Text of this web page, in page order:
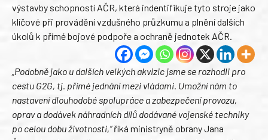
výstavby schopností AČR, která indentifikuje tyto stroje jako
klíčové při provádění vzdušného průzkumu a plnění dalších
úkolů k přímé bojové podpoře a ochraně jednotek AČR.
„Podobně jako u dalších velkých akvizic jsme se rozhodli pro
cestu G2G, tj. přímé jednání mezi vládami. Umožní nám to
nastavení dlouhodobé spolupráce a zabezpečení provozu,
oprav a dodávek náhradních dílů dodávané vojenské techniky
po celou dobu životnosti,“říká ministryně obrany Jana